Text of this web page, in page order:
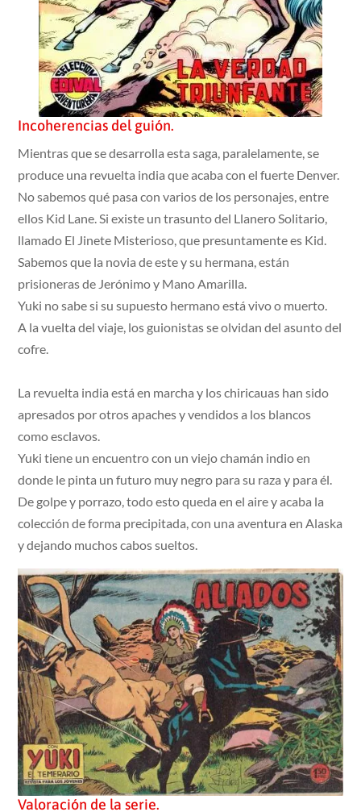
Incoherencias del guión.
Mientras que se desarrolla esta saga, paralelamente, se
produce una revuelta india que acaba con el fuerte Denver.
No sabemos qué pasa con varios de los personajes, entre
ellos Kid Lane. Si existe un trasunto del Llanero Solitario,
llamado El Jinete Misterioso, que presuntamente es Kid.
Sabemos que la novia de este y su hermana, están
prisioneras de Jerónimo y Mano Amarilla.
Yuki no sabe si su supuesto hermano está vivo o muerto.
A la vuelta del viaje, los guionistas se olvidan del asunto del
cofre.
La revuelta india está en marcha y los chiricauas han sido
apresados por otros apaches y vendidos a los blancos
como esclavos.
Yuki tiene un encuentro con un viejo chamán indio en
donde le pinta un futuro muy negro para su raza y para él.
De golpe y porrazo, todo esto queda en el aire y acaba la
colección de forma precipitada, con una aventura en Alaska
y dejando muchos cabos sueltos.
Valoración de la serie.